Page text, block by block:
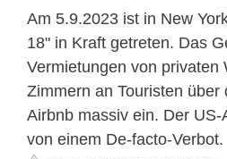
Am 5.9.2023 ist in New
18" in Kraft getreten. Das
Vermietungen von privaten
Zimmern an Touristen über
Airbnb massiv ein. Der
von einem De-facto-Verbot.